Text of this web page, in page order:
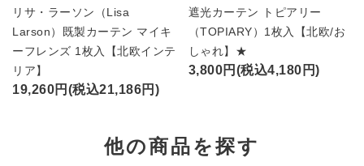
リサ・ラーソン（Lisa
Larson）既製カーテン マイキ
ーフレンズ 1枚入【北欧インテ
リア】
19,260円(税込21,186円)
遮光カーテン トピアリー
（TOPIARY）1枚入【北欧/お
しゃれ】★
3,800円(税込4,180円)
他の商品を探す